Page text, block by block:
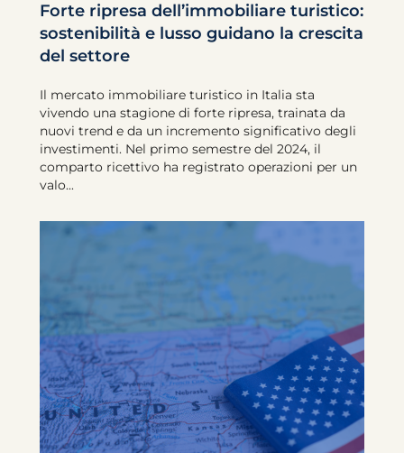
Forte ripresa dell’immobiliare turistico:
sostenibilità e lusso guidano la crescita
del settore
Il mercato immobiliare turistico in Italia sta
vivendo una stagione di forte ripresa, trainata da
nuovi trend e da un incremento significativo degli
investimenti. Nel primo semestre del 2024, il
comparto ricettivo ha registrato operazioni per un
valo...